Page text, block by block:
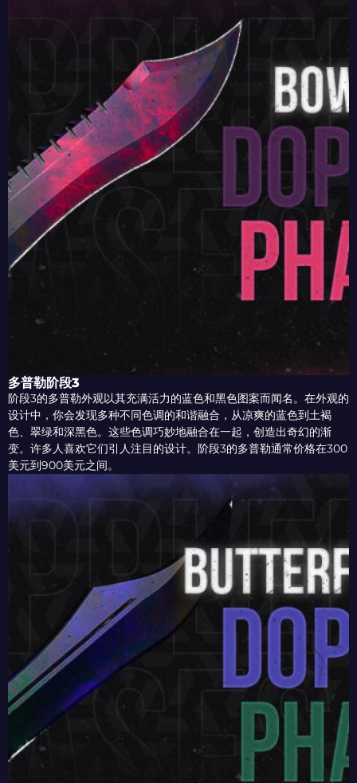
多普勒阶段3
阶段3的多普勒外观以其充满活力的蓝色和黑色图案而闻名。在外观的
设计中，你会发现多种不同色调的和谐融合，从凉爽的蓝色到土褐
色、翠绿和深黑色。这些色调巧妙地融合在一起，创造出奇幻的渐
变。许多人喜欢它们引人注目的设计。阶段3的多普勒通常价格在300
美元到900美元之间。